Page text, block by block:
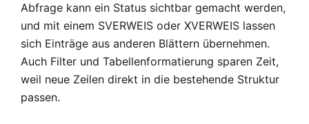
Abfrage kann ein Status sichtbar gemacht werden,
und mit einem SVERWEIS oder XVERWEIS lassen
sich Einträge aus anderen Blättern übernehmen.
Auch Filter und Tabellenformatierung sparen Zeit,
weil neue Zeilen direkt in die bestehende Struktur
passen.